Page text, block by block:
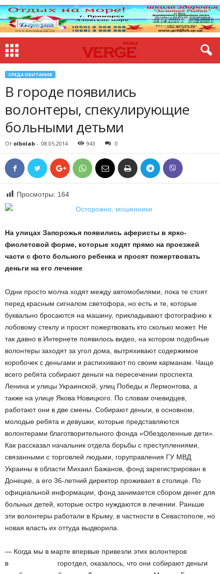
СРЕДА ОБИТАНИЯ
В городе появились
волонтеры, спекулирующие
больными детьми
От olbolab - 08.05.2014 943 0
Просмотры: 164
На улицах Запорожья появились аферисты в ярко-
фиолетовой форме, которые ходят прямо на проезжей
части с фото больного ребенка и просят пожертвовать
деньги на его лечение
Одни просто молча ходят между автомобилями, пока те стоят
перед красным сигналом светофора, но есть и те, которые
буквально бросаются на машину, прикладывают фотографию к
лобовому стеклу и просят пожертвовать кто сколько может. Не
так давно в Интернете появилось видео, на котором подобные
волонтеры заходят за угол дома, вытряхивают содержимое
коробочек с деньгами и распихивают по своим карманам. Чаще
всего ребята собирают деньги на пересечении проспекта
Ленина и улицы Украинской, улиц Победы и Лермонтова, а
также на улице Якова Новицкого. По словам очевидцев,
работают они в две смены. Собирают деньги, в основном,
молодые ребята и девушки, которые представляются
волонтерами благотворительного фонда «Обездоленные дети».
Как рассказал начальник отдела борьбы с преступлениями,
связанными с торговлей людьми, горуправления ГУ МВД
Украины в области Михаил Бажанов, фонд зарегистрирован в
Донецке, а его 36-летний директор проживает в столице. По
официальной информации, фонд занимается сбором денег для
больных детей, которые остро нуждаются в лечении. Раньше
эти волонтеры работали в Крыму, в частности в Севастополе, но
новая власть их оттуда выдворила.
— Когда мы в марте впервые привезли этих волонтеров
в горотдел, оказалось, что они собирают деньги